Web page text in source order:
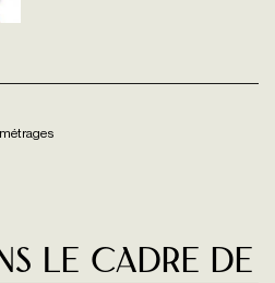
le cadre de